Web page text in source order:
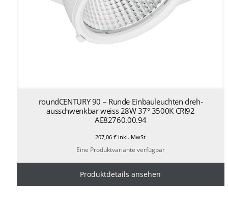
roundCENTURY 90 – Runde Einbauleuchten dreh-
ausschwenkbar weiss 28W 37° 3500K CRI92
AE82760.00.94
207,06€ inkl. MwSt
Eine Produktvariante verfügbar
Produktdetails ansehen